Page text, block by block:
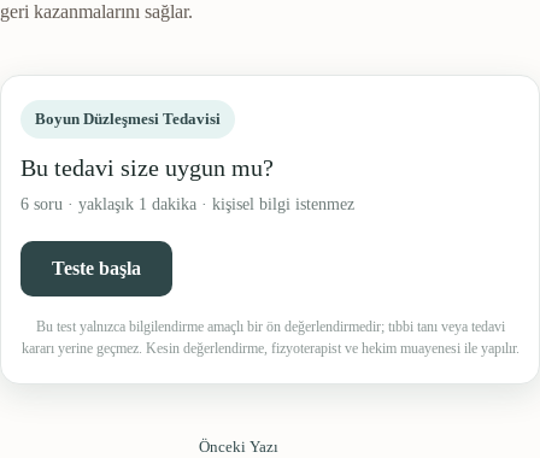
geri kazanmalarını sağlar.
Boyun Düzleşmesi Tedavisi
Bu tedavi size uygun mu?
6 soru · yaklaşık 1 dakika · kişisel bilgi istenmez
Teste başla
Bu test yalnızca bilgilendirme amaçlı bir ön değerlendirmedir; tıbbi tanı veya tedavi
kararı yerine geçmez. Kesin değerlendirme, fizyoterapist ve hekim muayenesi ile yapılır.
Önceki Yazı